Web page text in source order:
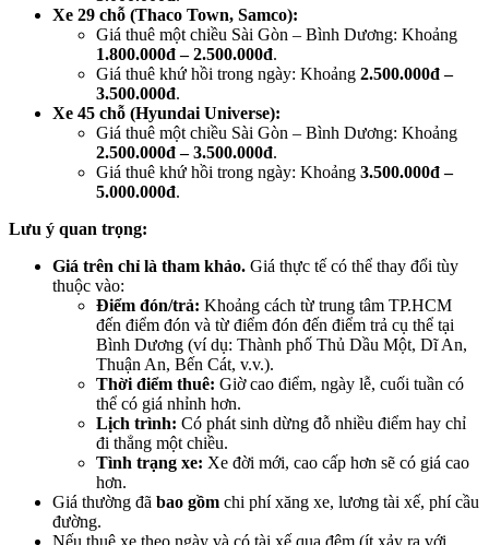
Xe 29 chỗ (Thaco Town, Samco):
Giá thuê một chiều Sài Gòn – Bình Dương: Khoảng
1.800.000đ – 2.500.000đ.
Giá thuê khứ hồi trong ngày: Khoảng 2.500.000đ –
3.500.000đ.
Xe 45 chỗ (Hyundai Universe):
Giá thuê một chiều Sài Gòn – Bình Dương: Khoảng
2.500.000đ – 3.500.000đ.
Giá thuê khứ hồi trong ngày: Khoảng 3.500.000đ –
5.000.000đ.
Lưu ý quan trọng:
Giá trên chỉ là tham khảo. Giá thực tế có thể thay đổi tùy
thuộc vào:
Điểm đón/trả: Khoảng cách từ trung tâm TP.HCM
đến điểm đón và từ điểm đón đến điểm trả cụ thể tại
Bình Dương (ví dụ: Thành phố Thủ Dầu Một, Dĩ An,
Thuận An, Bến Cát, v.v.).
Thời điểm thuê: Giờ cao điểm, ngày lễ, cuối tuần có
thể có giá nhỉnh hơn.
Lịch trình: Có phát sinh dừng đỗ nhiều điểm hay chỉ
đi thẳng một chiều.
Tình trạng xe: Xe đời mới, cao cấp hơn sẽ có giá cao
hơn.
Giá thường đã bao gồm chi phí xăng xe, lương tài xế, phí cầu
đường.